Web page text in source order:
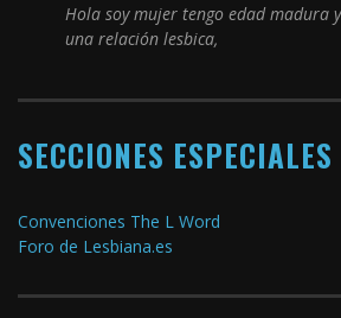
Hola soy mujer tengo edad madura
una relación lesbica,
SECCIONES ESPECIALES
Convenciones The L Word
Foro de Lesbiana.es